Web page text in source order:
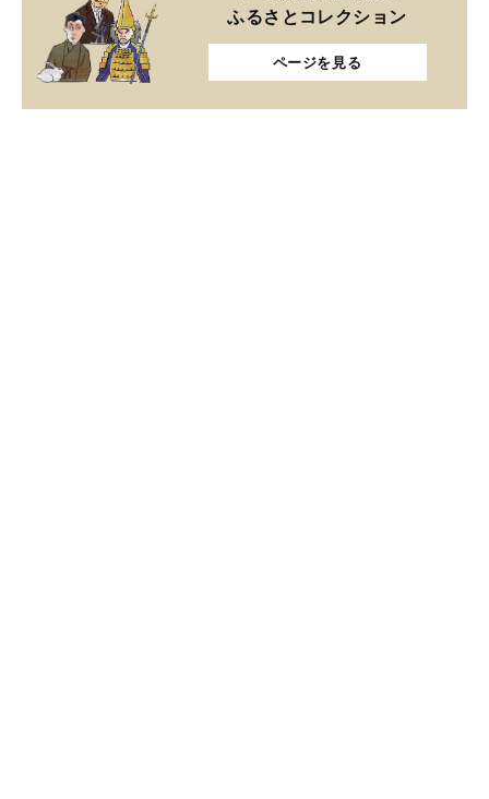
ふるさとコレクション
ページを見る